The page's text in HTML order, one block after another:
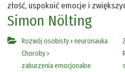
złość, uspokoić emocje i
Simon Nölting
Rozwój osobisty › neuronauka
Choroby ›
zaburzenia emocjonalne